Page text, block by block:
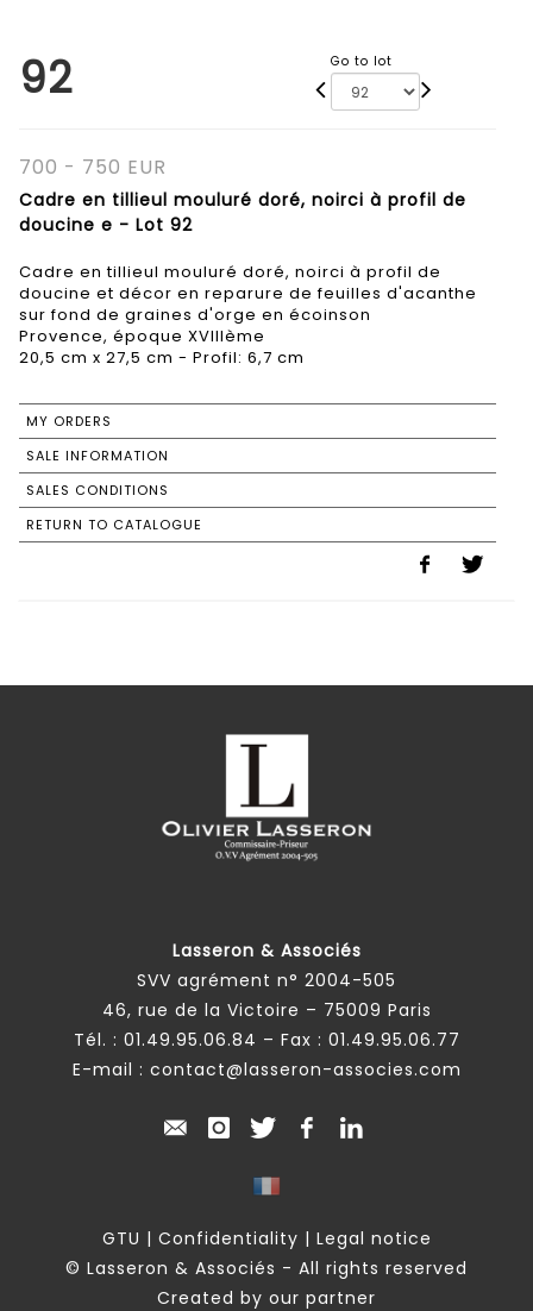
92 Go to lot
700 - 750 EUR
Cadre en tillieul mouluré doré, noirci à profil de
doucine e - Lot 92
Cadre en tillieul mouluré doré, noirci à profil de
doucine et décor en reparure de feuilles d'acanthe
sur fond de graines d'orge en écoinson
Provence, époque XVIIIème
20,5 cm x 27,5 cm - Profil: 6,7 cm
MY ORDERS
SALE INFORMATION
SALES CONDITIONS
RETURN TO CATALOGUE
Lasseron & Associés
SVV agrément n° 2004-505
46, rue de la Victoire – 75009 Paris
Tél. : 01.49.95.06.84 – Fax : 01.49.95.06.77
E-mail : contact@lasseron-associes.com
GTU | Confidentiality | Legal notice
© Lasseron & Associés - All rights reserved
Created by our partner